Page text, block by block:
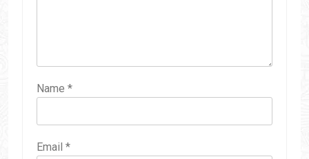
Name *
Email *